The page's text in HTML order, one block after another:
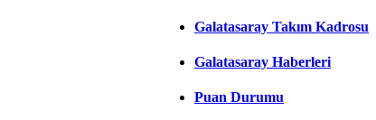
Galatasaray Takım Kadrosu
Galatasaray Haberleri
Puan Durumu